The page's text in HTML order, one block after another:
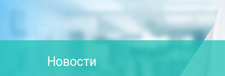
Новости